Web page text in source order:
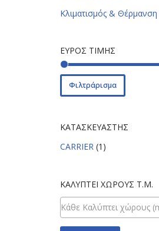
Κλιματισμός & Θέρμανση
ΕΎΡΟΣ ΤΙΜΉΣ
Φιλτράρισμα
ΚΑΤΑΣΚΕΥΑΣΤΉΣ
CARRIER (1)
ΚΑΛΎΠΤΕΙ ΧΏΡΟΥΣ Τ.Μ.